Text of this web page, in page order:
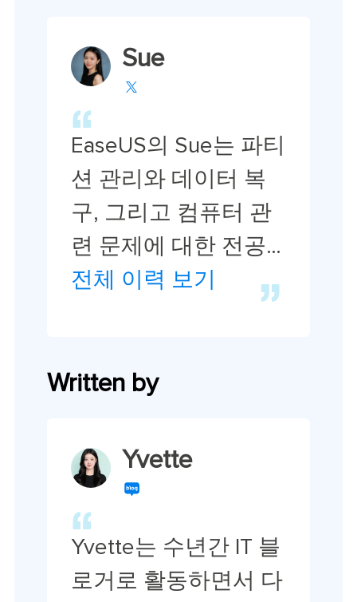
Sue

EaseUS의 Sue는 파티
션 관리와 데이터 복
구, 그리고 컴퓨터 관
련 문제에 대한 전공
지식을 가지고 있습니
최선을 다하고 있습니
전체 이력 보기
Written by
Yvette
Yvette는 수년간 IT 블
로거로 활동하면서 다